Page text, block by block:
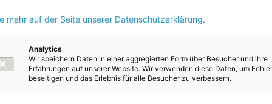
mehr auf der Seite unserer Datenschutzerklärung.
Analytics
Wir speichern Daten in einer aggregierten Form über Besucher und ihre
Erfahrungen auf unserer Website. Wir verwenden diese Daten, um
beseitigen und das Erlebnis für alle Besucher zu verbessern.